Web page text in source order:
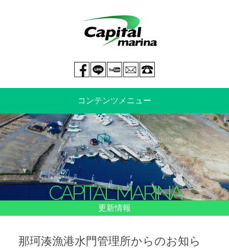
mail
You tube
LINE@
Facebook page
コンテンツメニュー
中古艇情報 新艇情報
船のご売却 整備・特殊艤装
船舶保険 マリーナ情報・料金表
茨城の海 公式ブログ
CAPITAL MARINA
更新情報
那珂湊漁港水門管理所からのお知ら